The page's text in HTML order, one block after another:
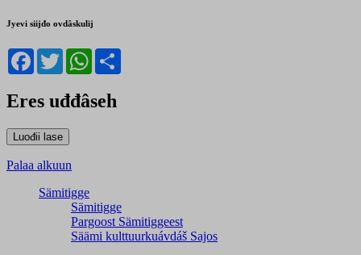
Jyevi siijđo ovdâskulij
Facebook
TwitterWhatsApp
Eres uđđâseh
Palaa alkuun
Sämitigge
Sämitigge
Pargoost Sämitiggeest
Säämi kulttuurkuávdáš Sajos